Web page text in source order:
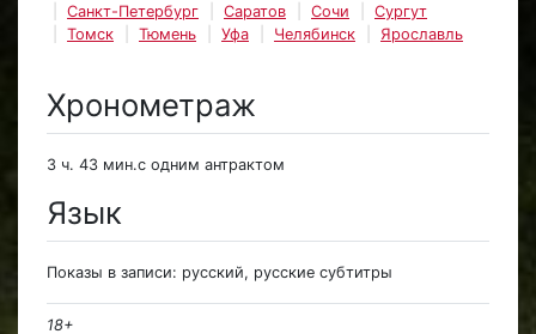
Санкт-Петербург
Саратов Сочи
Сургут
Томск
Тюмень Уфа Челябинск Ярославль
Хронометраж
3 ч. 43 мин.с одним антрактом
Язык
Показы в записи: русский, русские субтитры
18+